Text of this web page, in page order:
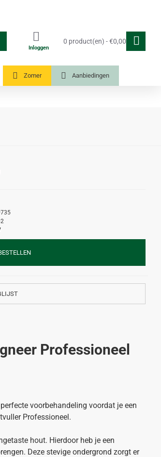
Inloggen
0 product(en) - €0,00
Zomer Aanbiedingen
Professioneel
voorbehandeling voordat je een
Professioneel.
hout. Hierdoor heb je een
Deze stevige ondergrond zorgt er